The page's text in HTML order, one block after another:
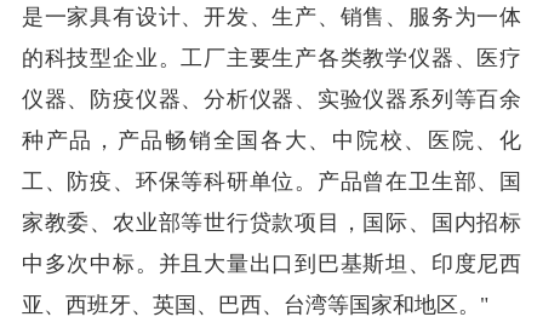
是一家具有设计、开发、生产、销售、服务为一体
的科技型企业。工厂主要生产各类教学仪器、医疗
仪器、防疫仪器、分析仪器、实验仪器系列等百余
种产品，产品畅销全国各大、中院校、医院、化
工、防疫、环保等科研单位。产品曾在卫生部、国
家教委、农业部等世行贷款项目，国际、国内招标
中多次中标。并且大量出口到巴基斯坦、印度尼西
亚、西班牙、英国、巴西、台湾等国家和地区。"